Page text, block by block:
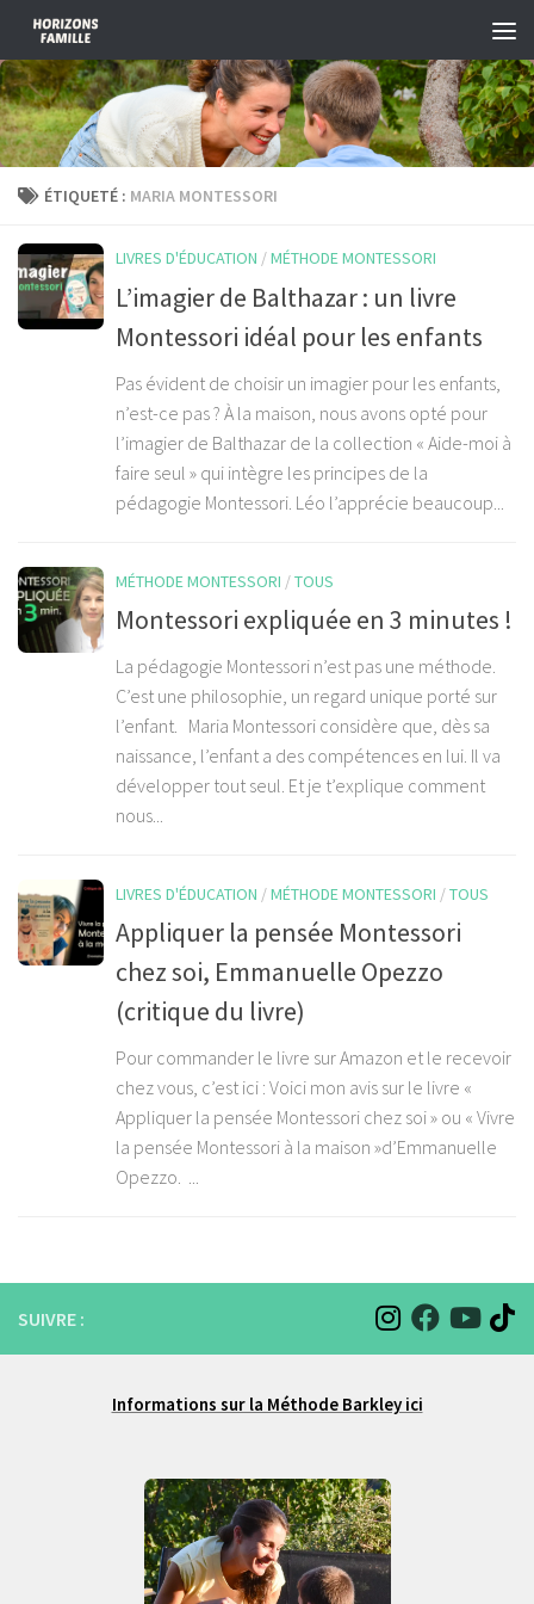
Skip to content
ÉTIQUETÉ : MARIA MONTESSORI
LIVRES D'ÉDUCATION /MÉTHODE MONTESSORI
L’imagier de Balthazar : un livre
Montessori idéal pour les enfants
Pas évident de choisir un imagier pour les enfants,
n’est-ce pas ? À la maison, nous avons opté pour
l’imagier de Balthazar de la collection « Aide-moi à
faire seul » qui intègre les principes de la
pédagogie Montessori. Léo l’apprécie beaucoup...
MÉTHODE MONTESSORI /TOUS
Montessori expliquée en 3 minutes !
La pédagogie Montessori n’est pas une méthode.
C’est une philosophie, un regard unique porté sur
l’enfant. Maria Montessori considère que, dès sa
naissance, l’enfant a des compétences en lui. Il va
développer tout seul. Et je t’explique comment
nous...
LIVRES D'ÉDUCATION /MÉTHODE MONTESSORI /TOUS
Appliquer la pensée Montessori
chez soi, Emmanuelle Opezzo
(critique du livre)
Pour commander le livre sur Amazon et le recevoir
chez vous, c’est ici : Voici mon avis sur le livre «
Appliquer la pensée Montessori chez soi » ou « Vivre
la pensée Montessori à la maison »d’Emmanuelle
Opezzo. ...
SUIVRE :
Informations sur la Méthode Barkley ici